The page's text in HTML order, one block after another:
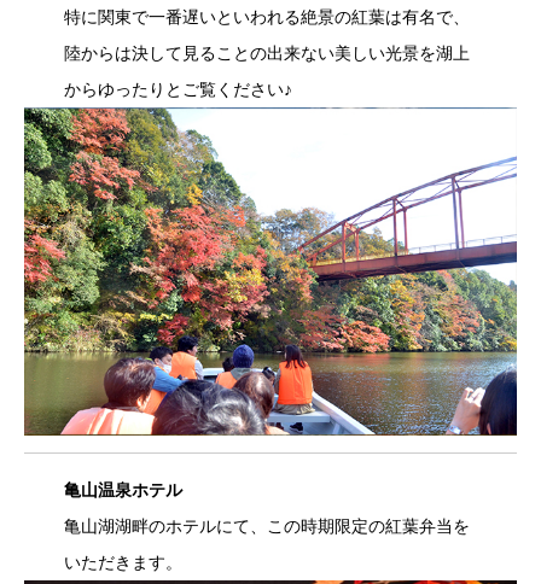
特に関東で一番遅いといわれる絶景の紅葉は有名で、
陸からは決して見ることの出来ない美しい光景を湖上
からゆったりとご覧ください♪
亀山温泉ホテル
亀山湖湖畔のホテルにて、この時期限定の紅葉弁当を
いただきます。